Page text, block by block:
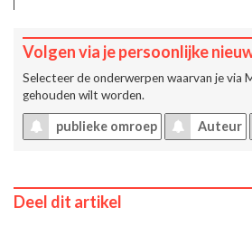
Volgen via je persoonlijke
Selecteer de onderwerpen waarvan je via
gehouden wilt worden.
publieke omroep Auteur
Deel dit artikel